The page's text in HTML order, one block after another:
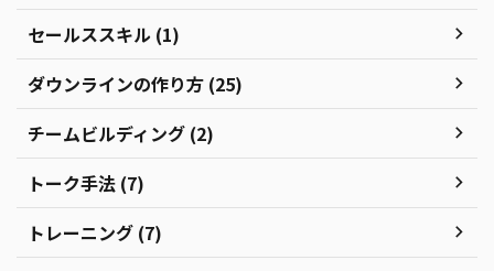
セールススキル (1)
ダウンラインの作り方 (25)
チームビルディング (2)
トーク手法 (7)
トレーニング (7)